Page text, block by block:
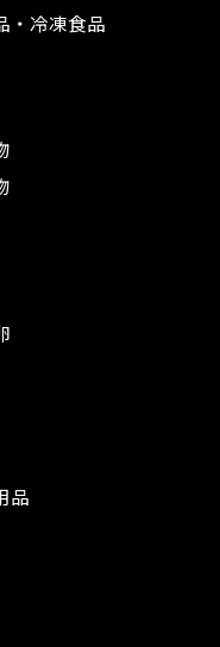
・冷凍食品
品